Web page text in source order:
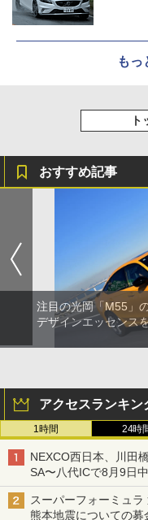
もっ
ト
おすすめ記事
注目の光岡「M55」
デザインエッセンス
アクセスランキン
1時間 24時
NEXCO西日本、川田
SA〜八代ICで8月9日
スーパーフォーミュ
熊本地震についての募